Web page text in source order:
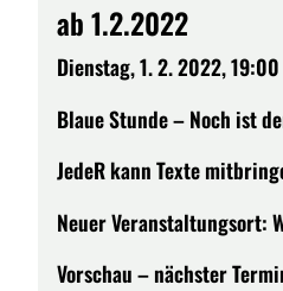
ab 1.2.2022
Dienstag, 1. 2. 2022, 19:00
Blaue Stunde – Noch ist
JedeR kann Texte
Neuer Veranstaltungsort:
Vorschau – nächster